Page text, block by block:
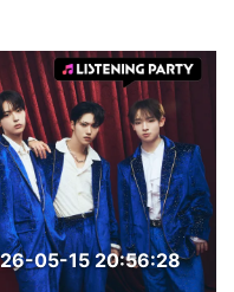
05-15 20:56:28